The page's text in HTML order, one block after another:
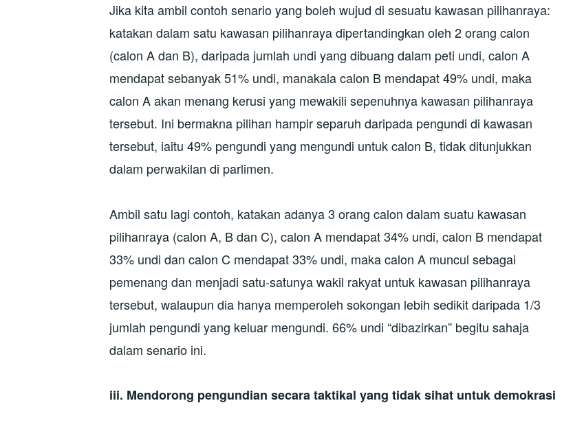
Jika kita ambil contoh senario yang boleh wujud di sesuatu kawasan pilihanraya:
katakan dalam satu kawasan pilihanraya dipertandingkan oleh 2 orang calon
(calon A dan B), daripada jumlah undi yang dibuang dalam peti undi, calon A
mendapat sebanyak 51% undi, manakala calon B mendapat 49% undi, maka
calon A akan menang kerusi yang mewakili sepenuhnya kawasan pilihanraya
tersebut. Ini bermakna pilihan hampir separuh daripada pengundi di kawasan
tersebut, iaitu 49% pengundi yang mengundi untuk calon B, tidak ditunjukkan
dalam perwakilan di parlimen.
Ambil satu lagi contoh, katakan adanya 3 orang calon dalam suatu kawasan
pilihanraya (calon A, B dan C), calon A mendapat 34% undi, calon B mendapat
33% undi dan calon C mendapat 33% undi, maka calon A muncul sebagai
pemenang dan menjadi satu-satunya wakil rakyat untuk kawasan pilihanraya
tersebut, walaupun dia hanya memperoleh sokongan lebih sedikit daripada 1/3
jumlah pengundi yang keluar mengundi. 66% undi “dibazirkan” begitu sahaja
dalam senario ini.
iii. Mendorong pengundian secara taktikal yang tidak sihat untuk demokrasi